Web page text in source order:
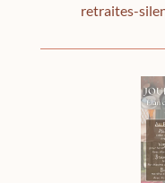
retraites-